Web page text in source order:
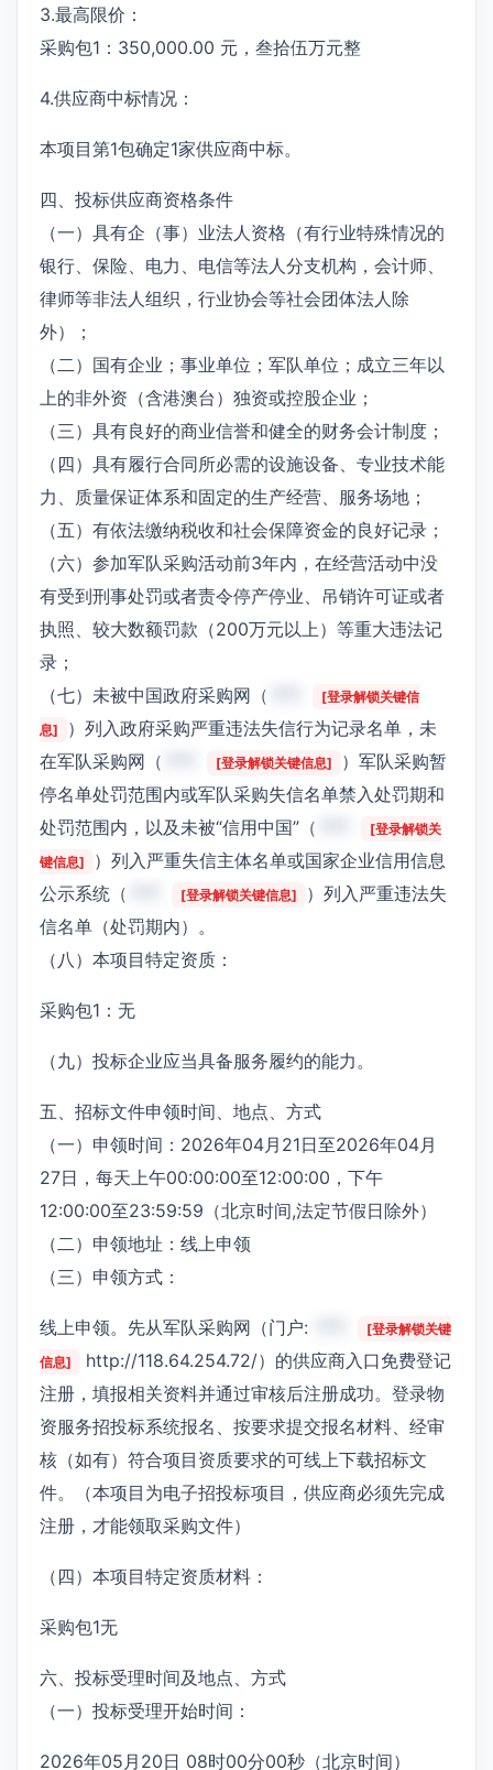
3.最高限价：
采购包1：350,000.00 元，叁拾伍万元整
4.供应商中标情况：
本项目第1包确定1家供应商中标。
四、投标供应商资格条件
（一）具有企（事）业法人资格（有行业特殊情况的
银行、保险、电力、电信等法人分支机构，会计师、
律师等非法人组织，行业协会等社会团体法人除
外）；
（二）国有企业；事业单位；军队单位；成立三年以
上的非外资（含港澳台）独资或控股企业；
（三）具有良好的商业信誉和健全的财务会计制度；
（四）具有履行合同所必需的设施设备、专业技术能
力、质量保证体系和固定的生产经营、服务场地；
（五）有依法缴纳税收和社会保障资金的良好记录；
（六）参加军队采购活动前3年内，在经营活动中没
有受到刑事处罚或者责令停产停业、吊销许可证或者
执照、较大数额罚款（200万元以上）等重大违法记
录；
（七）未被中国政府采购网（
[登录解锁关键信
息]
）列入政府采购严重违法失信行为记录名单，未
在军队采购网（
[登录解锁关键信息]
）军队采购暂
停名单处罚范围内或军队采购失信名单禁入处罚期和
处罚范围内，以及未被“信用中国”（
[登录解锁关
键信息]
）列入严重失信主体名单或国家企业信用信息
公示系统（
[登录解锁关键信息]
）列入严重违法失
信名单（处罚期内）。
（八）本项目特定资质：
采购包1：无
（九）投标企业应当具备服务履约的能力。
五、招标文件申领时间、地点、方式
（一）申领时间：2026年04月21日至2026年04月
27日，每天上午00:00:00至12:00:00，下午
12:00:00至23:59:59（北京时间,法定节假日除外）
（二）申领地址：线上申领
（三）申领方式：
线上申领。先从军队采购网（门户:
[登录解锁关键
信息]
http://118.64.254.72/）的供应商入口免费登记
注册，填报相关资料并通过审核后注册成功。登录物
资服务招投标系统报名、按要求提交报名材料、经审
核（如有）符合项目资质要求的可线上下载招标文
件。（本项目为电子招投标项目，供应商必须先完成
注册，才能领取采购文件）
（四）本项目特定资质材料：
采购包1无
六、投标受理时间及地点、方式
（一）投标受理开始时间：
2026年05月20日 08时00分00秒（北京时间）